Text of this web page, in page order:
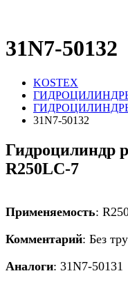
31N7-50132
KOSTEX
31N7-50132
Гидроцилиндр
R250LC-7
Применяемость:
Комментарий: Без
Аналоги: 31N7-50131